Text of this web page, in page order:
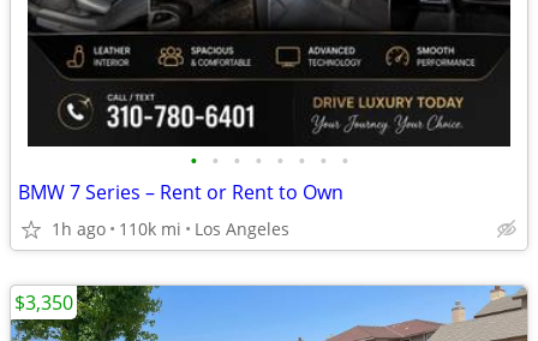
• • • • • • • •
BMW 7 Series – Rent or Rent to Own
1h ago 110k mi Los Angeles
$3,350